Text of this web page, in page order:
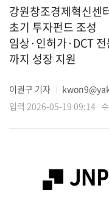
강원창조경제혁신
초기 투자펀드 조성
임상·인허가·DCT
까지 성장 지원
이권구 기자
입력 2026-05-19 09:14